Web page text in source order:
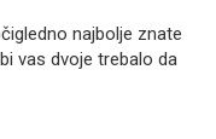
najbolje znate
vas dvoje trebalo da